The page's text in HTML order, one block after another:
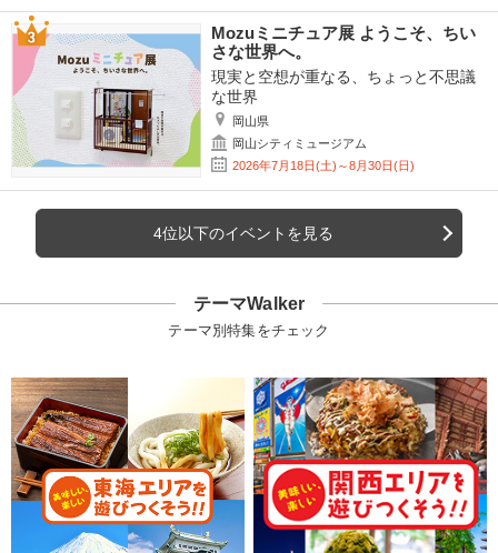
Mozuミニチュア展 ようこそ、ちい
さな世界へ。
現実と空想が重なる、ちょっと不思議
な世界
岡山県
岡山シティミュージアム
2026年7月18日(土)～8月30日(日)
4位以下のイベントを見る
テーマWalker
テーマ別特集をチェック